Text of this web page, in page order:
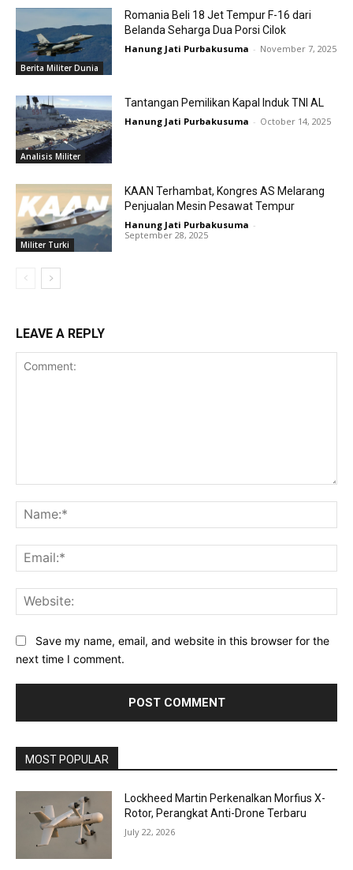
Berita Militer Dunia
Romania Beli 18 Jet Tempur F-16 dari
Belanda Seharga Dua Porsi Cilok
Hanung Jati Purbakusuma - November 7, 2025
Analisis Militer
Tantangan Pemilikan Kapal Induk TNI AL
Hanung Jati Purbakusuma - October 14, 2025
Militer Turki
KAAN Terhambat, Kongres AS Melarang
Penjualan Mesin Pesawat Tempur
Hanung Jati Purbakusuma -
September 28, 2025
LEAVE A REPLY
Save my name, email, and website in this browser for the
next time I comment.
MOST POPULAR
Lockheed Martin Perkenalkan Morfius X-
Rotor, Perangkat Anti-Drone Terbaru
July 22, 2026